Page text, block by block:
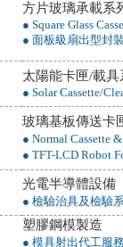
方片玻璃承載系
● Square Glass
● 面板級扇出型封
太陽能卡匣/載具
● Solar Cassette/
玻璃基板傳送卡
● Normal Cassette
● TFT-LCD Robot
光電半導體設備
● 檢驗治具及檢驗
塑膠鋼模製造
● 模具射出代工服